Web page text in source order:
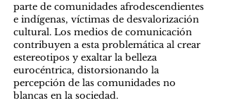
parte de comunidades afrodescendientes
e indígenas, víctimas de desvalorización
cultural. Los medios de comunicación
contribuyen a esta problemática al crear
estereotipos y exaltar la belleza
eurocéntrica, distorsionando la
percepción de las comunidades no
blancas en la sociedad.